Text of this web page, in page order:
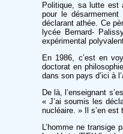
Politique, sa lutte est
pour le
déclarant athée. Ce
lycée Bernard-
expérimental
En 1986, c’est en
doctorat en
dans son pays d’ici à
De là, l’enseignant
« J’ai soumis les
nucléaire. » Il s’en
L’homme ne transige